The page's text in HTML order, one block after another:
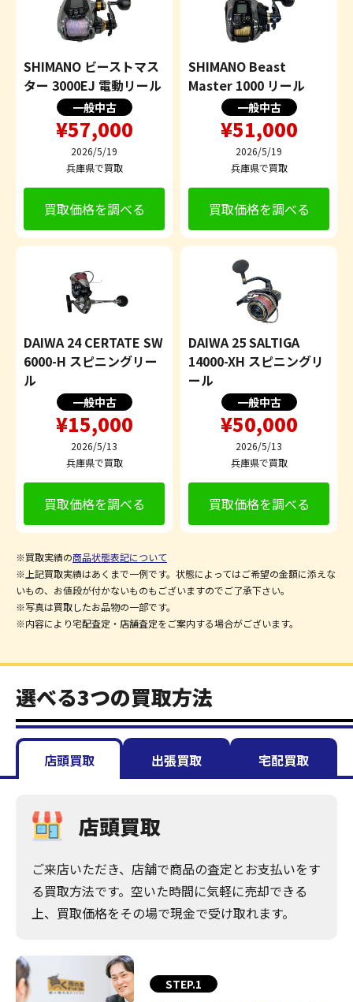
SHIMANO ビーストマス
ター 3000EJ 電動リール
一般中古
¥57,000
2026/5/19
兵庫県で買取
買取価格を調べる
SHIMANO Beast
Master 1000 リール
一般中古
¥51,000
2026/5/19
兵庫県で買取
買取価格を調べる
DAIWA 24 CERTATE SW
6000-H スピニングリー
ル
一般中古
¥15,000
2026/5/13
兵庫県で買取
買取価格を調べる
DAIWA 25 SALTIGA
14000-XH スピニングリ
ール
一般中古
¥50,000
2026/5/13
兵庫県で買取
買取価格を調べる
※買取実績の商品状態表記について
※上記買取実績はあくまで一例です。状態によってはご希望の金額に添えな
いもの、お値段が付かないものもございますのでご了承下さい。
※写真は買取したお品物の一部です。
※内容により宅配査定・店舗査定をご案内する場合がございます。
選べる3つの買取方法
店頭買取 出張買取 宅配買取
店頭買取
ご来店いただき、店舗で商品の査定とお支払いをす
る買取方法です。空いた時間に気軽に売却できる
上、買取価格をその場で現金で受け取れます。
STEP.1